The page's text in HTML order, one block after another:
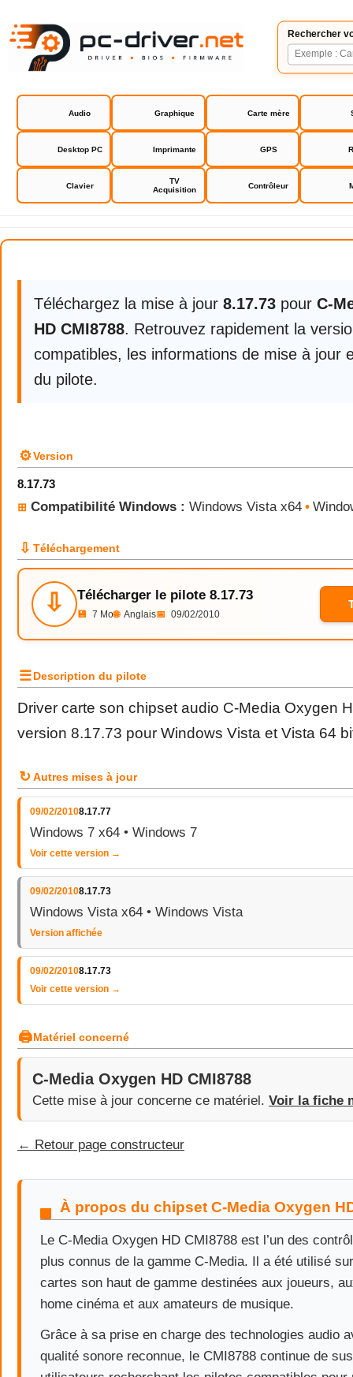
Rechercher
Audio Graphique Carte mère
Desktop PC Imprimante GPS
Clavier
TV
Acquisition
Contrôleur
C-Media Oxygen HD CMI8788
Téléchargez la mise à jour 8.17.73 pour C-
HD CMI8788. Retrouvez rapidement la
compatibles, les informations de mise à jour
du pilote.
⚙Version
8.17.73
⊞ Compatibilité Windows : Windows Vista x64 •
⇩ Téléchargement
⇩ Télécharger le pilote 8.17.73
💾 7 Mo🌐 Anglais📅 09/02/2010
☰Description du pilote
Driver carte son chipset audio C-Media Oxygen
version 8.17.73 pour Windows Vista et Vista 64
↻ Autres mises à jour
09/02/20108.17.77
Windows 7 x64 • Windows 7
Voir cette version →
09/02/20108.17.73
Windows Vista x64 • Windows Vista
Version affichée
09/02/20108.17.73
Voir cette version →
🖨Matériel concerné
C-Media Oxygen HD CMI8788
Cette mise à jour concerne ce matériel. Voir la fiche
← Retour page constructeur
À propos du chipset C-Media Oxygen
Le C-Media Oxygen HD CMI8788 est l’un des
plus connus de la gamme C-Media. Il a été utilisé
cartes son haut de gamme destinées aux joueurs,
home cinéma et aux amateurs de musique.
Grâce à sa prise en charge des technologies audio
qualité sonore reconnue, le CMI8788 continue de